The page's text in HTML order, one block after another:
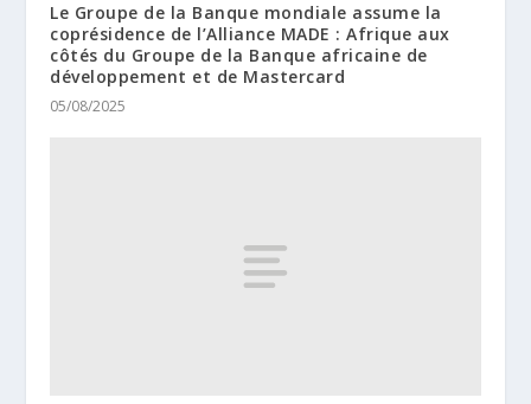
Le Groupe de la Banque mondiale assume la
coprésidence de l’Alliance MADE : Afrique aux
côtés du Groupe de la Banque africaine de
développement et de Mastercard
05/08/2025